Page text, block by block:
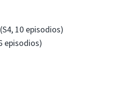
10 episodios)
episodios)